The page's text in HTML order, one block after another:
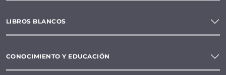
LIBROS BLANCOS
CONOCIMIENTO Y EDUCACIÓN